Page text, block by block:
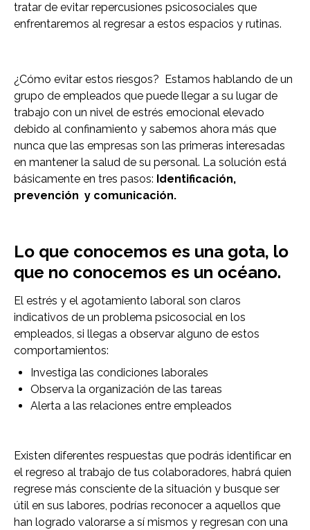
tratar de evitar repercusiones psicosociales que
enfrentaremos al regresar a estos espacios y rutinas.
¿Cómo evitar estos riesgos? Estamos hablando de un
grupo de empleados que puede llegar a su lugar de
trabajo con un nivel de estrés emocional elevado
debido al confinamiento y sabemos ahora más que
nunca que las empresas son las primeras interesadas
en mantener la salud de su personal. La solución está
básicamente en tres pasos: Identificación,
prevención y comunicación.
Lo que conocemos es una gota, lo
que no conocemos es un océano.
El estrés y el agotamiento laboral son claros
indicativos de un problema psicosocial en los
empleados, si llegas a observar alguno de estos
comportamientos:
Investiga las condiciones laborales
Observa la organización de las tareas
Alerta a las relaciones entre empleados
Existen diferentes respuestas que podrás identificar en
el regreso al trabajo de tus colaboradores, habrá quien
regrese más consciente de la situación y busque ser
útil en sus labores, podrías reconocer a aquellos que
han logrado valorarse a sí mismos y regresan con una